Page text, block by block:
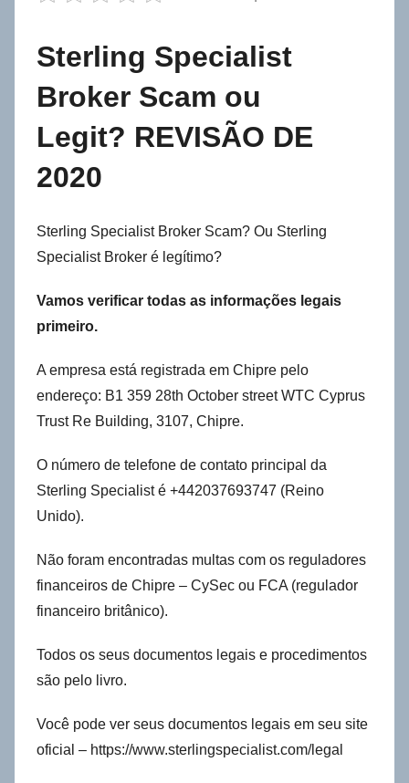
Sterling Specialist
Broker Scam ou
Legit? REVISÃO DE
2020
Sterling Specialist Broker Scam? Ou Sterling
Specialist Broker é legítimo?
Vamos verificar todas as informações legais
primeiro.
A empresa está registrada em Chipre pelo
endereço: B1 359 28th October street WTC Cyprus
Trust Re Building, 3107, Chipre.
O número de telefone de contato principal da
Sterling Specialist é +442037693747 (Reino
Unido).
Não foram encontradas multas com os reguladores
financeiros de Chipre – CySec ou FCA (regulador
financeiro britânico).
Todos os seus documentos legais e procedimentos
são pelo livro.
Você pode ver seus documentos legais em seu site
oficial – https://www.sterlingspecialist.com/legal